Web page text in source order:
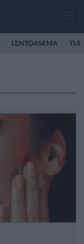
LENTOASEMA